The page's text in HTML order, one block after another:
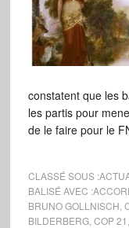
constatent que les
les partis pour
de le faire pour le
CLASSÉ SOUS :
BALISÉ AVEC :
BRUNO GOLLNISCH
BILDERBERG, COP 21